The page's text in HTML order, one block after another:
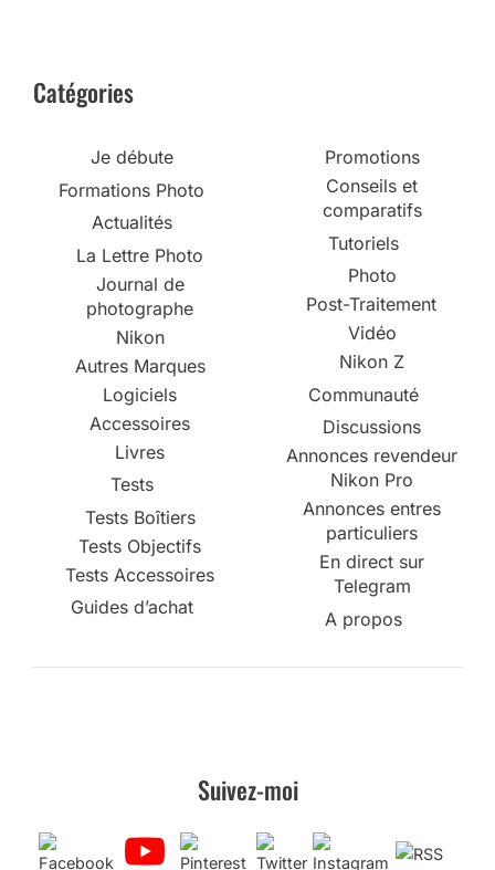
Catégories
Je débute
Formations Photo
Actualités
La Lettre Photo
Journal de
photographe
Nikon
Autres Marques
Logiciels
Accessoires
Livres
Tests
Tests Boîtiers
Tests Objectifs
Tests Accessoires
Guides d’achat
Promotions
Conseils et
comparatifs
Tutoriels
Photo
Post-Traitement
Vidéo
Nikon Z
Communauté
Discussions
Annonces revendeur
Nikon Pro
Annonces entres
particuliers
En direct sur
Telegram
A propos
Suivez-moi